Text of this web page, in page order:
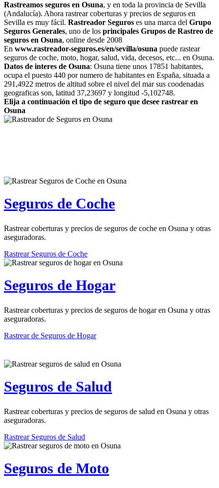
Rastreamos seguros en Osuna, y en toda la provincia de Sevilla
(Andalucía). Ahora rastrear coberturas y precios de seguros en
Sevilla es muy fácil. Rastreador Seguros es una marca del Grupo
Seguros Generales, uno de los principales Grupos de Rastreo de
seguros en Osuna, online desde 2008
En www.rastreador-seguros.es/en/sevilla/osuna puede rastear
seguros de coche, moto, hogar, salud, vida, decesos, etc... en Osuna.
Datos de interes de Osuna: Osuna tiene unos 17851 habitantes,
ocupa el puesto 440 por numero de habitantes en España, situada a
291,4922 metros de altitud sobre el nivel del mar sus coodenadas
geograficas son, latitud 37,23697 y longitud -5,102748.
Elija a continuación el tipo de seguro que desee rastrear en
Osuna
Seguros de Coche
Rastrear coberturas y precios de seguros de coche en Osuna y otras
aseguradoras.
Rastrear Seguros de Coche
Seguros de Hogar
Rastrear coberturas y precios de seguros de hogar en Osuna y otras
aseguradoras.
Rastrear de Seguros de Hogar
Seguros de Salud
Rastrear coberturas y precios de seguros de salud en Osuna y otras
aseguradoras.
Rastrear Seguros de Salud
Seguros de Moto